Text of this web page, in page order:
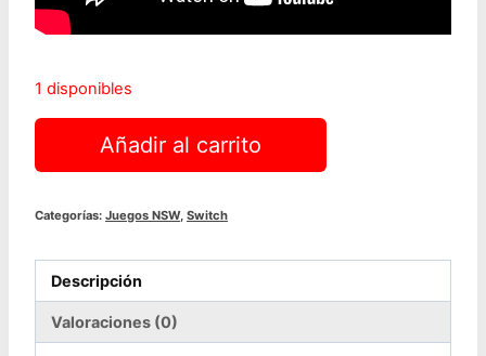
1 disponibles
Bendy
Dark
|
NSW
cantidad
Añadir al carrito
Categorías: Juegos NSW, Switch
Descripción
Valoraciones (0)